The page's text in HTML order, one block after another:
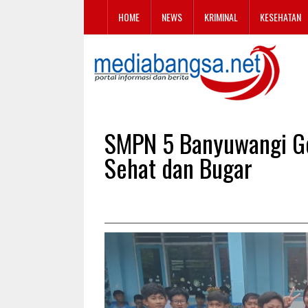
HOME NEWS KRIMINAL KESEHATAN
SMPN 5 Banyuwangi
Sehat dan Bugar